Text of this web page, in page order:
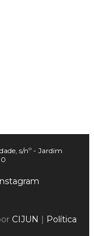
s/nº - Jardim
CIJUN | Política